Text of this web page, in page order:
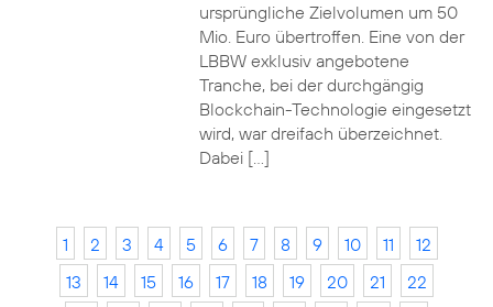
ursprüngliche Zielvolumen um 50
Mio. Euro übertroffen. Eine von der
LBBW exklusiv angebotene
Tranche, bei der durchgängig
Blockchain-Technologie eingesetzt
wird, war dreifach überzeichnet.
Dabei […]
1 2 3 4 5 6 7 8 9 10 11
12
13
14 15 16 17 18 19 20 21
22